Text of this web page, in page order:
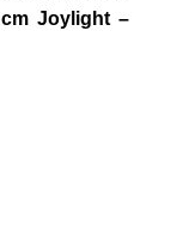
Joylight –